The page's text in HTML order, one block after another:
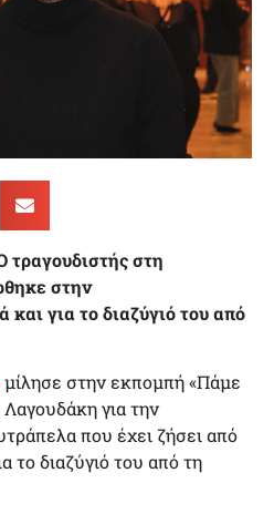
τραγουδιστής στη
στην
για το διαζύγιό του από
μίλησε στην εκπομπή «Πάμε
για την
που έχει ζήσει από
το διαζύγιό του από τη